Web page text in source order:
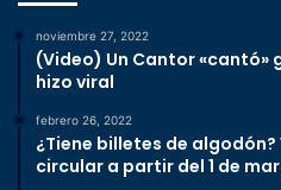
noviembre 27, 2022
(Video) Un Cantor «cantó»
hizo viral
febrero 26, 2022
¿Tiene billetes de
circular a partir del 1 de